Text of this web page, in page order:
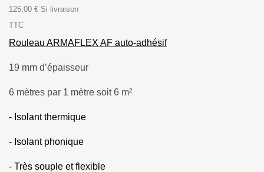
125,00 € Si livraison
TTC
Rouleau ARMAFLEX AF auto-adhésif
19 mm d’épaisseur
6 mètres par 1 mètre soit 6 m²
- Isolant thermique
- Isolant phonique
- Très souple et flexible